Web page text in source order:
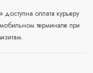
доступна оплата курьеру
терминале при